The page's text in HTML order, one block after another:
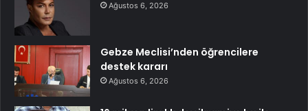
Ağustos 6, 2026
Gebze Meclisi’nden öğrencilere
destek kararı
Ağustos 6, 2026